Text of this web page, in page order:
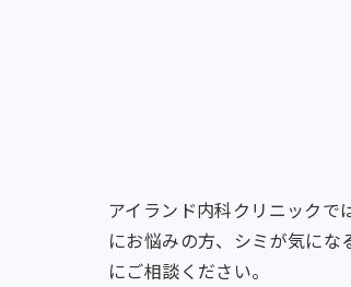
アイランド内科クリニックで
にお悩みの方、シミが気に
にご相談ください。